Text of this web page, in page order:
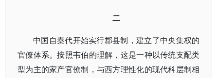
二
中国自秦代开始实行郡县制，建立了中央集权的
官僚体系。按照韦伯的理解，这是一种以传统支配类
型为主的家产官僚制，与西方理性化的现代科层制相